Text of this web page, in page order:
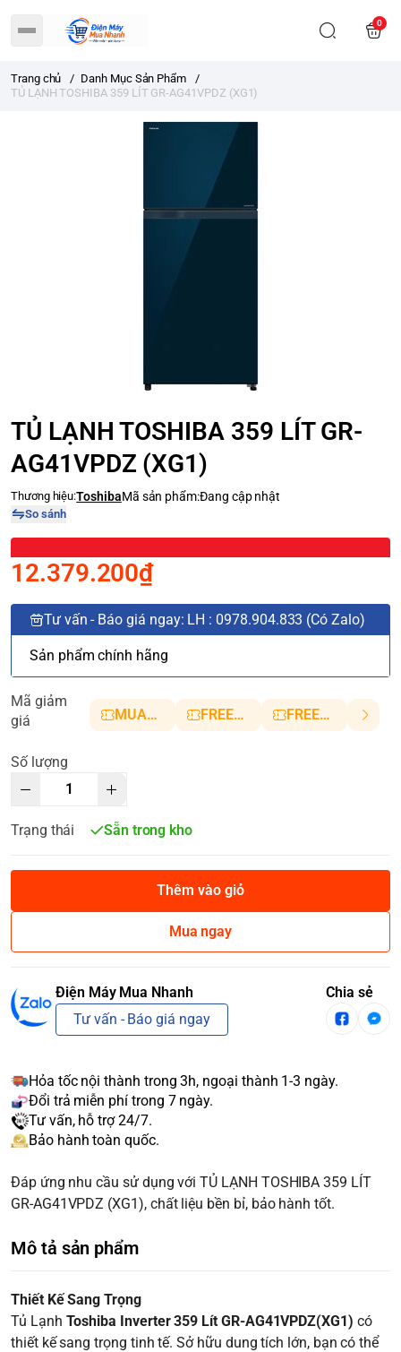
0
Trang chủ / Danh Mục Sản Phẩm
/
TỦ LẠNH TOSHIBA 359 LÍT GR-AG41VPDZ (XG1)
TỦ LẠNH TOSHIBA 359 LÍT GR-
AG41VPDZ (XG1)
Thương hiệu:ToshibaMã sản phẩm:Đang cập nhật
So sánh
12.379.200₫
Tư vấn - Báo giá ngay: LH : 0978.904.833 (Có Zalo)
Sản phẩm chính hãng
Mã giảm
giá
MUANHANH01 FREESHIP5 FREESHIP10
Số lượng
Trạng thái Sẵn trong kho
Thêm vào giỏ
Mua ngay
Điện Máy Mua Nhanh
Tư vấn - Báo giá ngay
Chia sẻ
Hỏa tốc nội thành trong 3h, ngoại thành 1-3 ngày.
Đổi trả miễn phí trong 7 ngày.
Tư vấn, hỗ trợ 24/7.
Bảo hành toàn quốc.
Đáp ứng nhu cầu sử dụng với TỦ LẠNH TOSHIBA 359 LÍT
GR-AG41VPDZ (XG1), chất liệu bền bỉ, bảo hành tốt.
Mô tả sản phẩm
Thiết Kế Sang Trọng
Tủ Lạnh Toshiba Inverter 359 Lít GR-AG41VPDZ(XG1) có
thiết kế sang trọng tinh tế. Sở hữu dung tích lớn, bạn có thể